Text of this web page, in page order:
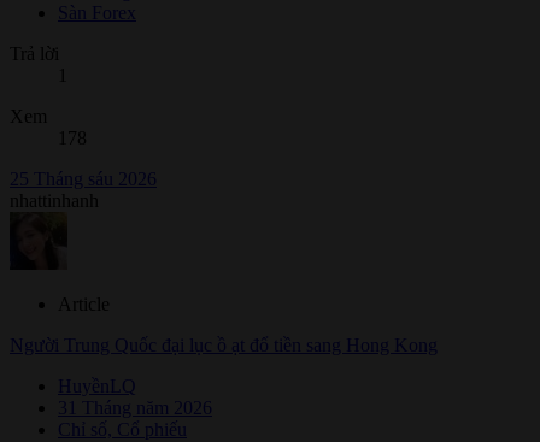
Sàn Forex
Trả lời
Xem
178
25 Tháng sáu 2026
nhattinhanh
Article
Người Trung Quốc đại lục ồ ạt đổ tiền sang Hong Kong
HuyềnLQ
31 Tháng năm 2026
Chỉ số, Cổ phiếu